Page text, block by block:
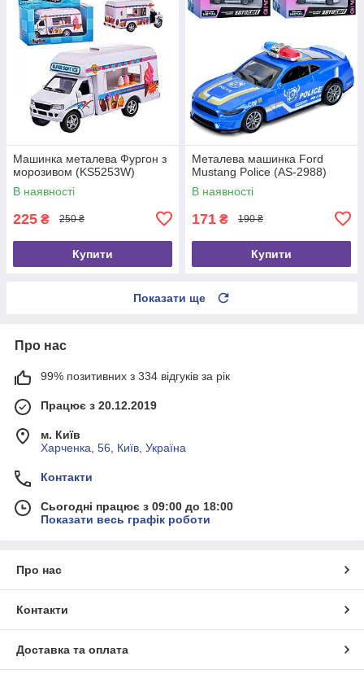
Машинка металева Фургон з
морозивом (KS5253W)
В наявності
225 ₴ 250 ₴
Купити
Металева машинка Ford
Mustang Police (AS-2988)
В наявності
171 ₴ 190 ₴
Купити
Показати ще
Про нас
99% позитивних з 334 відгуків за рік
Працює з 20.12.2019
м. Київ
Харченка, 56, Київ, Україна
Контакти
Сьогодні працює з 09:00 до 18:00
Показати весь графік роботи
Про нас
Контакти
Доставка та оплата